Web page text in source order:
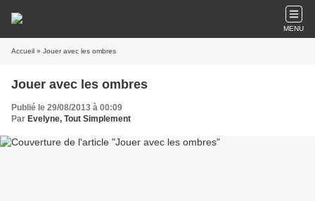
MENU
Accueil » Jouer avec les ombres
Jouer avec les ombres
Publié le 29/08/2013 à 00:09
Par Evelyne, Tout Simplement